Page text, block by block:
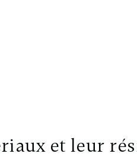
et leur